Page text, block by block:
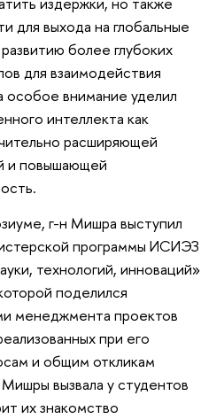
для выхода на глобальные
более глубоких
для взаимодействия
внимание уделил
интеллекта как
расширяющей
и повышающей
г-н Мишра выступил
программы ИСИЭЗ
технологий, инноваций»
поделился
менеджмента проектов
при его
и общим откликам
вызвала у студентов
их знакомство